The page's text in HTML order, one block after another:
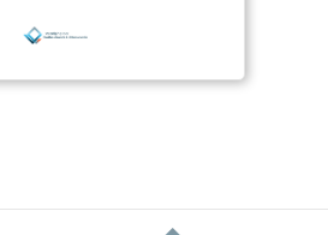
opgetreden. Een